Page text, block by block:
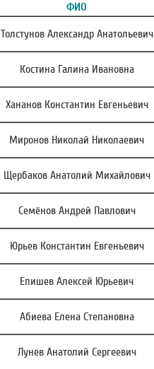
ФИО
Толстунов Александр Анатольевич
Костина Галина Ивановна
Хананов Константин Евгеньевич
Миронов Николай Николаевич
Щербаков Анатолий Михайлович
Семёнов Андрей Павлович
Юрьев Константин Евгеньевич
Епишев Алексей Юрьевич
Абиева Елена Степановна
Лунев Анатолий Сергеевич